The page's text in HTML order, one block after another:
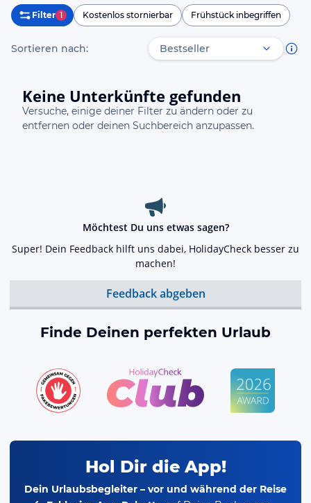
Filter 1 Kostenlos stornierbar Frühstück inbegriffen
Sortieren nach:
Keine Unterkünfte gefunden
Versuche, einige deiner Filter zu ändern oder zu
entfernen oder deinen Suchbereich anzupassen.
Möchtest Du uns etwas sagen?
Super! Dein Feedback hilft uns dabei, HolidayCheck besser zu
machen!
Feedback abgeben
Finde Deinen perfekten Urlaub
Hol Dir die App!
Dein Urlaubsbegleiter – vor und während der Reise